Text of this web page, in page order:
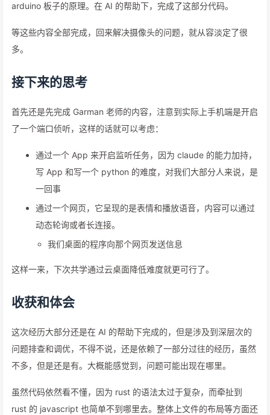
arduino 板子的原理。在 AI 的帮助下，完成了这部分代码。
等这些内容全部完成，回来解决摄像头的问题，就从容淡定了很
多。
接下来的思考
首先还是先完成 Garman 老师的内容，注意到实际上手机端是开启
了一个端口侦听，这样的话就可以考虑：
通过一个 App 来开启监听任务，因为 claude 的能力加持，
写 App 和写一个 python 的难度，对我们大部分人来说，是
一回事
通过一个网页，它呈现的是表情和播放语音，内容可以通过
动态轮询或者长连接。
我们桌面的程序向那个网页发送信息
这样一来，下次共学通过云桌面降低难度就更可行了。
收获和体会
这次经历大部分还是在 AI 的帮助下完成的，但是涉及到深层次的
问题排查和调优，不得不说，还是依赖了一部分过往的经历，虽然
不多，但是还是有。大概能感觉到，问题可能出现在哪里。
虽然代码依然看不懂，因为 rust 的语法太过于复杂，而牵扯到
rust 的 javascript 也简单不到哪里去。整体上文件的布局等方面还